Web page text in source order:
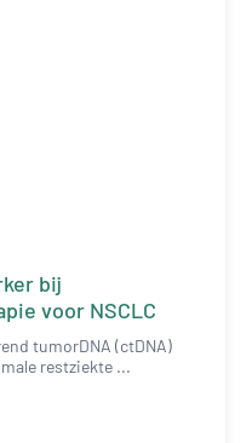
bij
voor NSCLC
tumorDNA (ctDNA)
restziekte ...